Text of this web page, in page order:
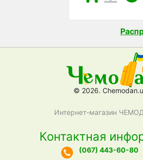
© 2026.
Интернет-магазин
Контактная
(067) 443-60-80